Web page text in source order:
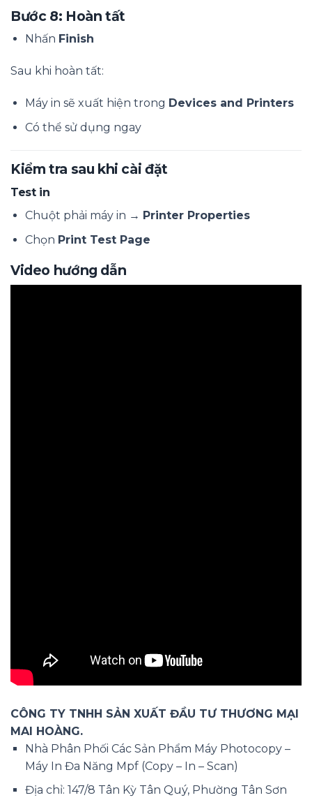
Bước 8: Hoàn tất
Nhấn Finish
Sau khi hoàn tất:
Máy in sẽ xuất hiện trong Devices and Printers
Có thể sử dụng ngay
Kiểm tra sau khi cài đặt
Test in
Chuột phải máy in → Printer Properties
Chọn Print Test Page
Video hướng dẫn
CÔNG TY TNHH SẢN XUẤT ĐẦU TƯ THƯƠNG MẠI
MAI HOÀNG.
Nhà Phân Phối Các Sản Phẩm Máy Photocopy –
Máy In Đa Năng Mpf (Copy – In – Scan)
Địa chỉ: 147/8 Tân Kỳ Tân Quý, Phường Tân Sơn